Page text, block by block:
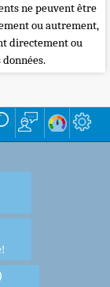
ne peuvent être
ou autrement,
directement ou